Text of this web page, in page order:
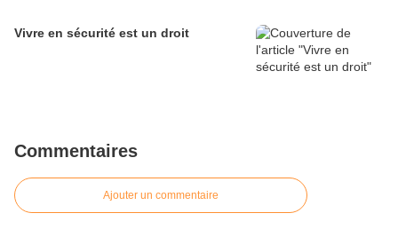
Vivre en sécurité est un droit
Commentaires
Ajouter un commentaire